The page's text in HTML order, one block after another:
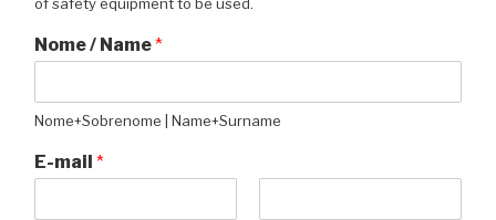
Nome / Name*
Nome+Sobrenome | Name+Surname
E-mail *